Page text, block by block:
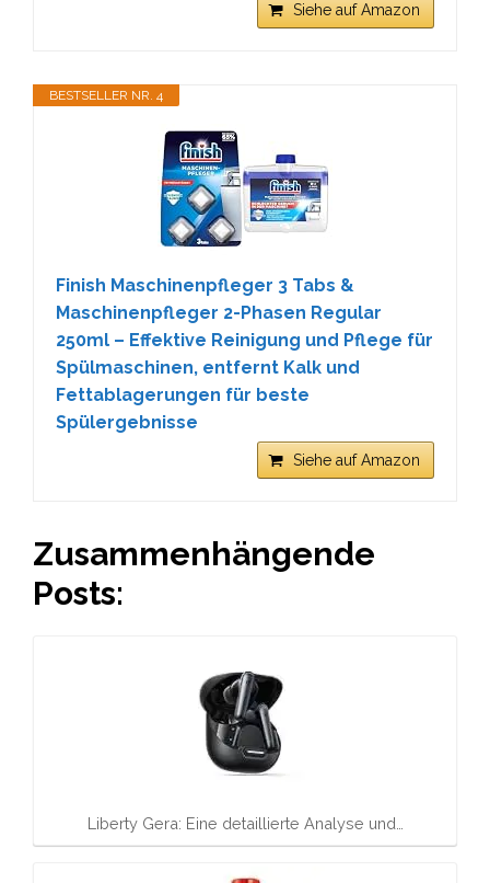
Siehe auf Amazon
BESTSELLER NR. 4
Finish Maschinenpfleger 3 Tabs &
Maschinenpfleger 2-Phasen Regular
250ml – Effektive Reinigung und Pflege für
Spülmaschinen, entfernt Kalk und
Fettablagerungen für beste
Spülergebnisse
Siehe auf Amazon
Zusammenhängende
Posts:
Liberty Gera: Eine detaillierte Analyse und…